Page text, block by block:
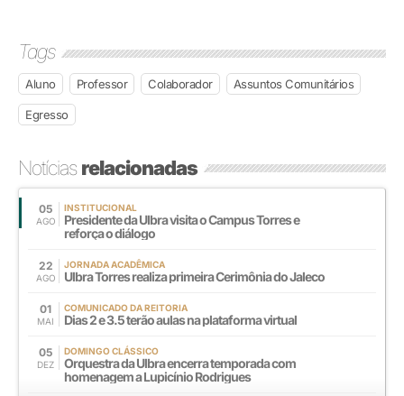
Tags
Aluno Professor Colaborador Assuntos Comunitários
Egresso
Notíciasrelacionadas
05
AGO
INSTITUCIONAL
Presidente da Ulbra visita o Campus Torres e
reforça o diálogo
22
AGO
JORNADA ACADÊMICA
Ulbra Torres realiza primeira Cerimônia do Jaleco
01
MAI
COMUNICADO DA REITORIA
Dias 2 e 3.5 terão aulas na plataforma virtual
05
DEZ
DOMINGO CLÁSSICO
Orquestra da Ulbra encerra temporada com
homenagem a Lupicínio Rodrigues